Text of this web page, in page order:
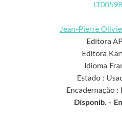
Jean-Pierre
Editora
Editora
Idioma
Estado :
Encadernação :
Disponib. -